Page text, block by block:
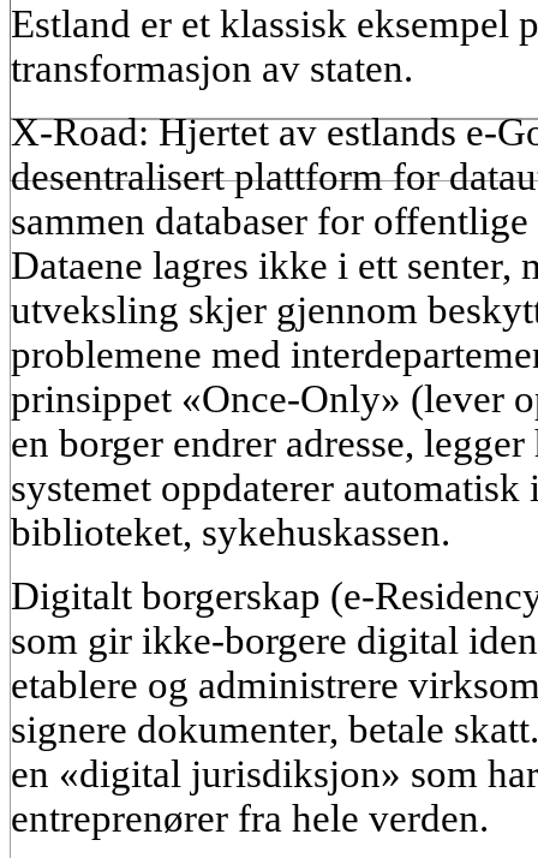
Estland er et klassisk eksempel
transformasjon av staten.
X-Road: Hjertet av estlands e-
desentralisert plattform for
sammen databaser for
Dataene lagres ikke i ett senter,
utveksling skjer gjennom
problemene med
prinsippet «Once-Only» (lever
en borger endrer adresse,
systemet oppdaterer
biblioteket, sykehuskassen.
Digitalt borgerskap (e-
som gir ikke-borgere digital
etablere og administrere
signere dokumenter, betale
en «digital jurisdiksjon» som
entreprenører fra hele verden.